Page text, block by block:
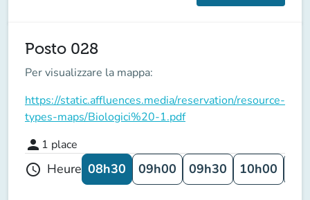
Posto 028
Per visualizzare la mappa:
https://static.affluences.media/reservation/resource-
types-maps/Biologici%20-1.pdf
person 1 place
schedule Heure 08h30 09h00 09h30 10h00